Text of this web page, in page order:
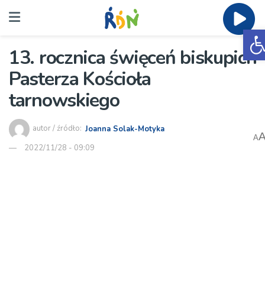
13. rocznica święceń biskupich
Pasterza Kościoła
tarnowskiego
autor / źródło: Joanna Solak-Motyka
2022/11/28 - 09:09
A